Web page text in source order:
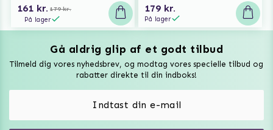
161 kr. 179 kr.
På lager
179 kr.
På lager
Gå aldrig glip af et godt tilbud
Tilmeld dig vores nyhedsbrev, og modtag vores specielle tilbud og
rabatter direkte til din indboks!
Vuxen Magazine
Vibratorer